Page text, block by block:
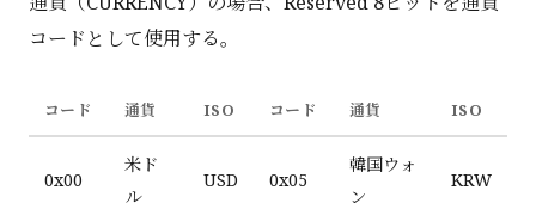
コードとして使用する。
コード 通貨 ISO コード 通貨 ISO
0x00
米ド
ル
USD 0x05
韓国ウォ
ン
KRW